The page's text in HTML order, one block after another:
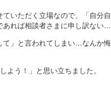
いただく立場なので、「自分自
あれば相談者さまに申し訳ない…
て」と言われてしまい…なんか悔
よう！」と思い立ちました。